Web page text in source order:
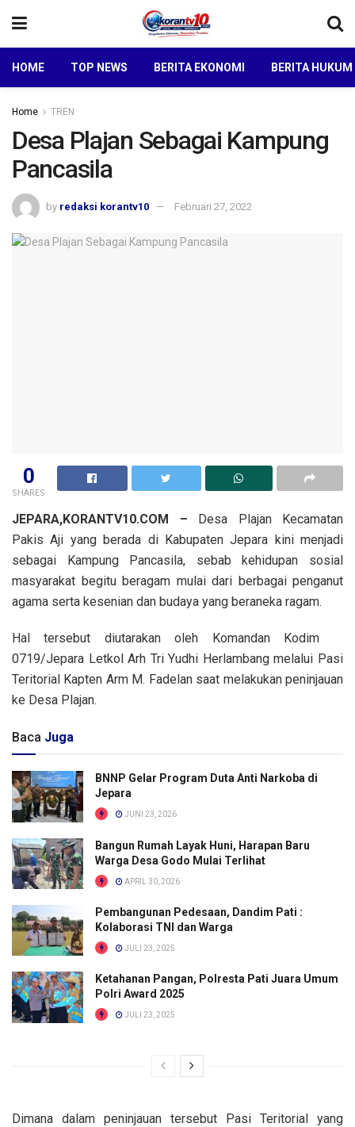
HOME TOP NEWS BERITA EKONOMI BERITA
Home TREN
Desa Plajan Sebagai Kampung
Pancasila
by redaksi korantv10 Februari 27, 2022
0
SHARES
JEPARA,KORANTV10.COM – Desa Plajan Kecamatan
Pakis Aji yang berada di Kabupaten Jepara kini menjadi
sebagai Kampung Pancasila, sebab kehidupan sosial
masyarakat begitu beragam mulai dari berbagai penganut
agama serta kesenian dan budaya yang beraneka ragam.
Hal tersebut diutarakan oleh Komandan Kodim
0719/Jepara Letkol Arh Tri Yudhi Herlambang melalui Pasi
Teritorial Kapten Arm M. Fadelan saat melakukan peninjauan
ke Desa Plajan.
Baca Juga
BNNP Gelar Program Duta Anti Narkoba di
Jepara
JUNI 23, 2026
Bangun Rumah Layak Huni, Harapan Baru
Warga Desa Godo Mulai Terlihat
APRIL 30, 2026
Pembangunan Pedesaan, Dandim Pati :
Kolaborasi TNI dan Warga
JULI 23, 2025
Ketahanan Pangan, Polresta Pati Juara Umum
Polri Award 2025
JULI 23, 2025
Dimana dalam peninjauan tersebut Pasi Teritorial yang